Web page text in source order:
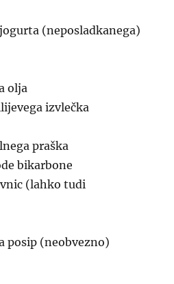
(neposladkanega)
olja
izvlečka
praška
bikarbone
(lahko tudi
posip (neobvezno)